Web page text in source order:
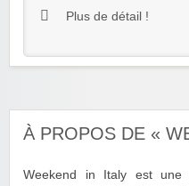
Plus de détail !
À PROPOS DE «
Weekend in Italy est une